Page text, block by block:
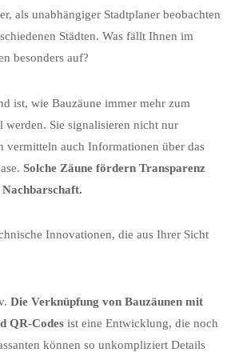
als unabhängiger Stadtplaner beobachten
Städten. Was fällt Ihnen im
besonders auf?
ist, wie Bauzäune immer mehr zum
Sie signalisieren nicht nur
vermitteln auch Informationen über das
Solche Zäune fördern Transparenz
Innovationen, die aus Ihrer Sicht
Die Verknüpfung von Bauzäunen mit
QR-Codes ist eine Entwicklung, die noch
können so unkompliziert Details